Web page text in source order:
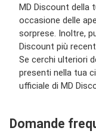
MD Discount della
occasione delle
sorprese. Inoltre,
Discount più
Se cerchi ulteriori
presenti nella tua
ufficiale di MD
Domande